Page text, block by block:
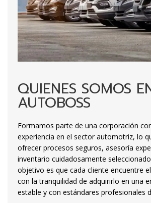
QUIENES SOMOS
AUTOBOSS
Formamos parte de una corporación
experiencia en el sector automotriz, lo
ofrecer procesos seguros, asesoría
inventario cuidadosamente
objetivo es que cada cliente encuentre
con la tranquilidad de adquirirlo en una
estable y con estándares profesionales